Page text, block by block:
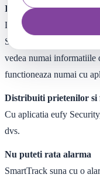
Intotdeauna conectat
Daca ceva s-a pierdut,
SmartTrack. O persoana
vedea numai informatiile
functioneaza numai cu
Distribuiti prietenilor si
Cu aplicatia eufy
dvs.
Nu puteti rata alarma
SmartTrack suna cu o